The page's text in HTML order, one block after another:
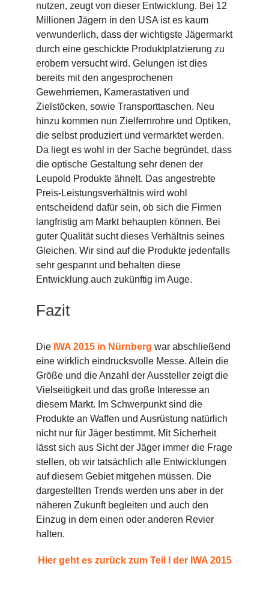
nutzen, zeugt von dieser Entwicklung. Bei 12
Millionen Jägern in den USA ist es kaum
verwunderlich, dass der wichtigste Jägermarkt
durch eine geschickte Produktplatzierung zu
erobern versucht wird. Gelungen ist dies
bereits mit den angesprochenen
Gewehrriemen, Kamerastativen und
Zielstöcken, sowie Transporttaschen. Neu
hinzu kommen nun Zielfernrohre und Optiken,
die selbst produziert und vermarktet werden.
Da liegt es wohl in der Sache begründet, dass
die optische Gestaltung sehr denen der
Leupold Produkte ähnelt. Das angestrebte
Preis-Leistungsverhältnis wird wohl
entscheidend dafür sein, ob sich die Firmen
langfristig am Markt behaupten können. Bei
guter Qualität sucht dieses Verhältnis seines
Gleichen. Wir sind auf die Produkte jedenfalls
sehr gespannt und behalten diese
Entwicklung auch zukünftig im Auge.
Fazit
Die IWA 2015 in Nürnberg war abschließend
eine wirklich eindrucksvolle Messe. Allein die
Größe und die Anzahl der Aussteller zeigt die
Vielseitigkeit und das große Interesse an
diesem Markt. Im Schwerpunkt sind die
Produkte an Waffen und Ausrüstung natürlich
nicht nur für Jäger bestimmt. Mit Sicherheit
lässt sich aus Sicht der Jäger immer die Frage
stellen, ob wir tatsächlich alle Entwicklungen
auf diesem Gebiet mitgehen müssen. Die
dargestellten Trends werden uns aber in der
näheren Zukunft begleiten und auch den
Einzug in dem einen oder anderen Revier
halten.
Hier geht es zurück zum Teil I der IWA 2015